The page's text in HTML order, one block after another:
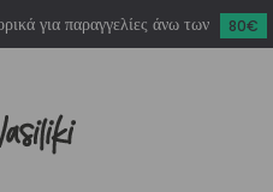
για παραγγελίες άνω των 80€
Set